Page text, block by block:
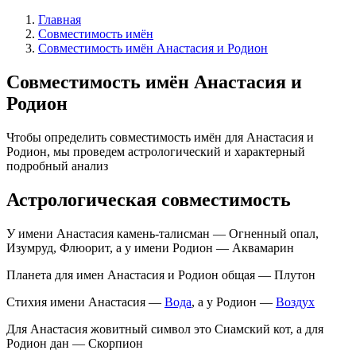
Главная
Совместимость имён
Совместимость имён Анастасия и Родион
Совместимость имён Анастасия и
Родион
Чтобы определить совместимость имён для Анастасия и
Родион, мы проведем астрологический и характерный
подробный анализ
Астрологическая совместимость
У имени Анастасия камень-талисман — Огненный опал,
Изумруд, Флюорит, а у имени Родион — Аквамарин
Планета для имен Анастасия и Родион общая — Плутон
Стихия имени Анастасия — Вода, а у Родион — Воздух
Для Анастасия жовитный символ это Сиамский кот, а для
Родион дан — Скорпион